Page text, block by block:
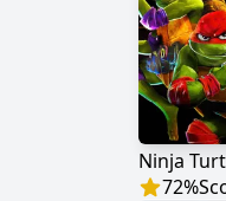
Ninja
72%